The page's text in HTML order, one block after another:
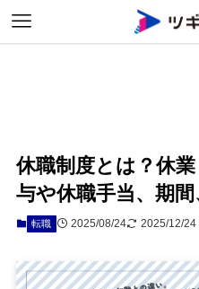
休職制度とは？休
与や休職手当、期
転職 2025/08/24 2025/12/24